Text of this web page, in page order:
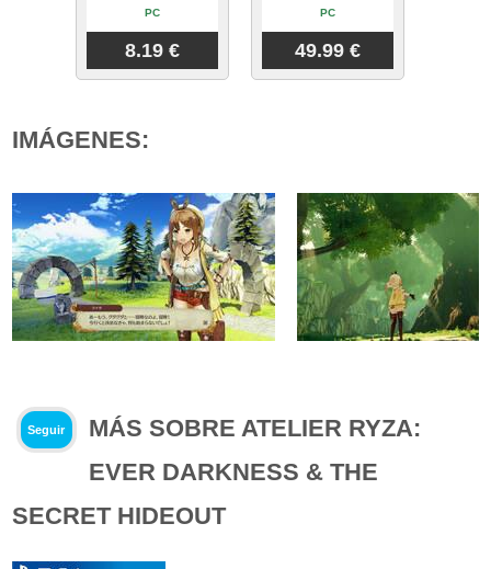
PC
8.19 €
PC
49.99 €
IMÁGENES:
Seguir
MÁS SOBRE ATELIER RYZA:
EVER DARKNESS & THE
SECRET HIDEOUT